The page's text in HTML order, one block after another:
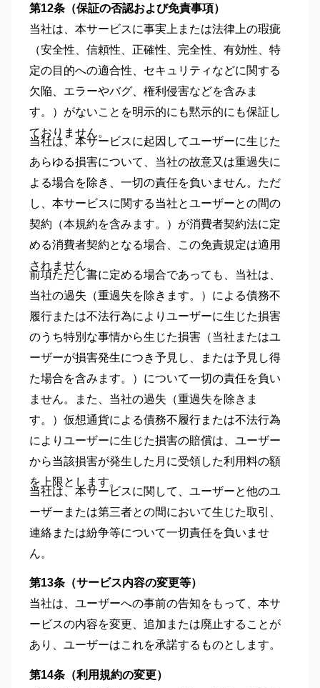
第12条（保証の否認および免責事項）
当社は、本サービスに事実上または法律上の瑕疵
（安全性、信頼性、正確性、完全性、有効性、特
定の目的への適合性、セキュリティなどに関する
欠陥、エラーやバグ、権利侵害などを含みま
す。）がないことを明示的にも黙示的にも保証し
ておりません。
当社は、本サービスに起因してユーザーに生じた
あらゆる損害について、当社の故意又は重過失に
よる場合を除き、一切の責任を負いません。ただ
し、本サービスに関する当社とユーザーとの間の
契約（本規約を含みます。）が消費者契約法に定
める消費者契約となる場合、この免責規定は適用
されません。
前項ただし書に定める場合であっても、当社は、
当社の過失（重過失を除きます。）による債務不
履行または不法行為によりユーザーに生じた損害
のうち特別な事情から生じた損害（当社またはユ
ーザーが損害発生につき予見し、または予見し得
た場合を含みます。）について一切の責任を負い
ません。また、当社の過失（重過失を除きま
す。）仮想通貨による債務不履行または不法行為
によりユーザーに生じた損害の賠償は、ユーザー
から当該損害が発生した月に受領した利用料の額
を上限とします。
当社は、本サービスに関して、ユーザーと他のユ
ーザーまたは第三者との間において生じた取引、
連絡または紛争等について一切責任を負いませ
ん。
第13条（サービス内容の変更等）
当社は、ユーザーへの事前の告知をもって、本サ
ービスの内容を変更、追加または廃止することが
あり、ユーザーはこれを承諾するものとします。
第14条（利用規約の変更）